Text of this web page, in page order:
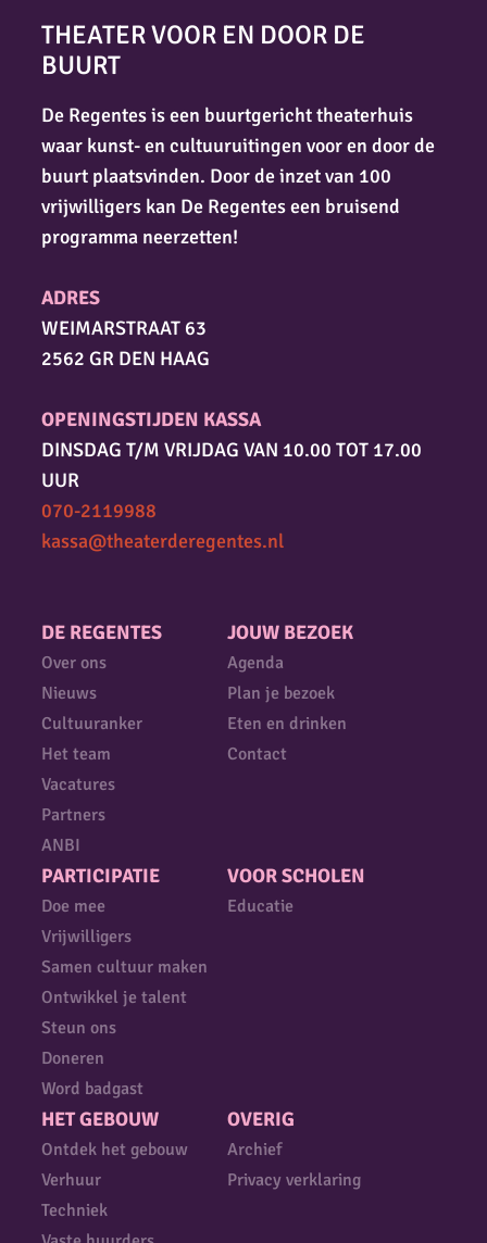
DE REGENTES
Over ons
Nieuws
Cultuuranker
Het team
Vacatures
Partners
ANBI
JOUW BEZOEK
Agenda
Plan je bezoek
Eten en drinken
Contact
PARTICIPATIE
Doe mee
Vrijwilligers
Samen cultuur maken
Ontwikkel je talent
Steun ons
Doneren
Word badgast
VOOR SCHOLEN
Educatie
HET GEBOUW
Ontdek het gebouw
Verhuur
Techniek
OVERIG
Archief
Privacy verklaring
THEATER VOOR EN DOOR DE
BUURT
De Regentes is een buurtgericht theaterhuis
waar kunst- en cultuuruitingen voor en door de
buurt plaatsvinden. Door de inzet van 100
vrijwilligers kan De Regentes een bruisend
programma neerzetten!
ADRES
WEIMARSTRAAT 63
2562 GR DEN HAAG
OPENINGSTIJDEN KASSA
DINSDAG T/M VRIJDAG VAN 10.00 TOT 17.00
UUR
070-2119988
kassa@theaterderegentes.nl